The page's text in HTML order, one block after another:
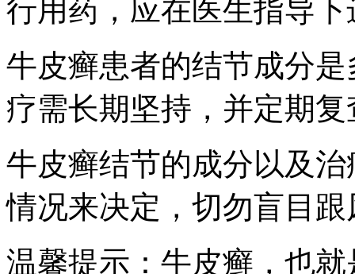
行用药，应在医生指导
牛皮癣患者的结节成分
疗需长期坚持，并定期复
牛皮癣结节的成分以及
情况来决定，切勿盲目跟
温馨提示：牛皮癣，也